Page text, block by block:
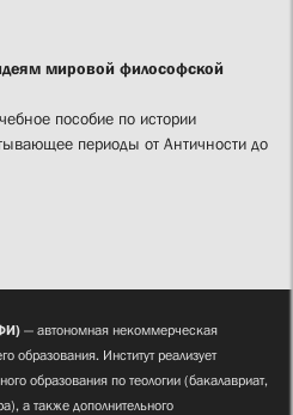
мировой философской
пособие по истории
периоды от Античности до
— автономная некоммерческая
образования. Институт реализует
образования по теологии (бакалавриат,
а также дополнительного